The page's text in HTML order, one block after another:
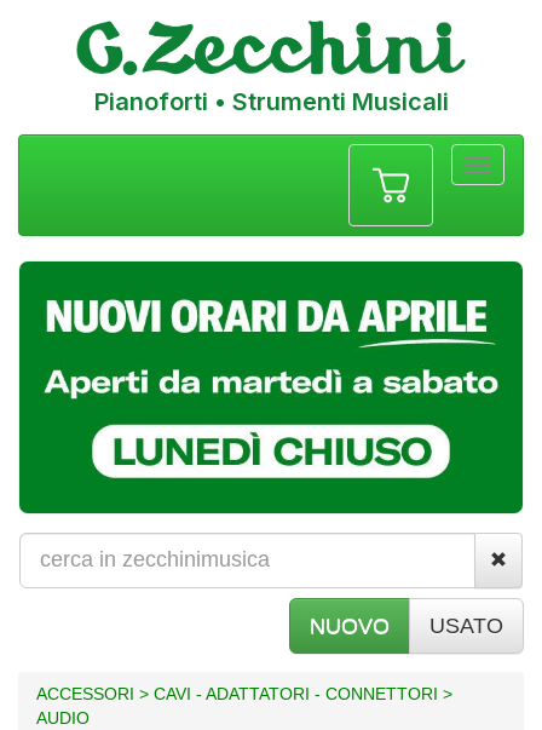
Pianoforti • Strumenti Musicali
NUOVO USATO
ACCESSORI > CAVI - ADATTATORI - CONNETTORI >
AUDIO